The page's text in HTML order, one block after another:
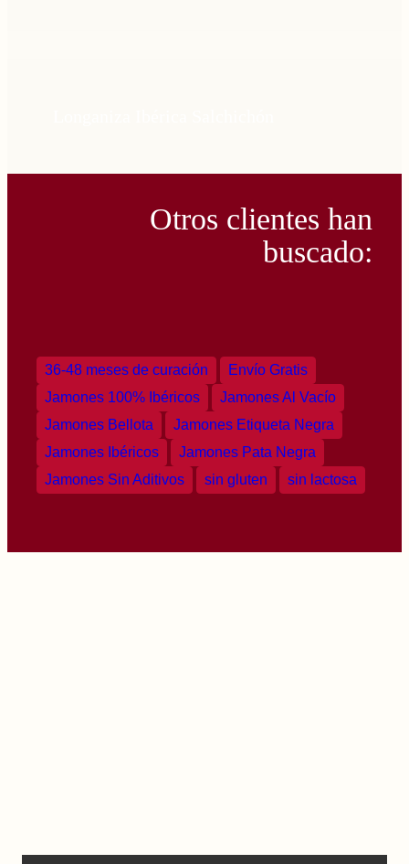
Otros clientes han
buscado:
36-48 meses de curación
Envío Gratis
Jamones 100% Ibéricos
Jamones Al Vacío
Jamones Bellota
Jamones Etiqueta Negra
Jamones Ibéricos
Jamones Pata Negra
Jamones Sin Aditivos
sin gluten sin lactosa